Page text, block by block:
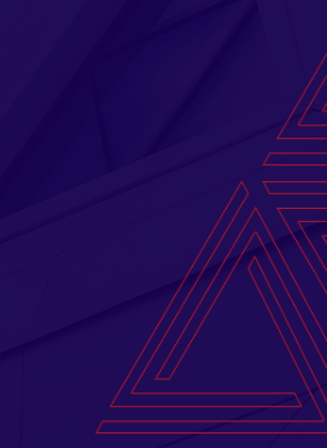
NOGENT PARIS EST
transmission de leur activité,
technicité. Outre la maîtrise
NOGENT PARIS EST
personnalisée conciliant ses
l’opération, le tout en
experts-comptables impliqués